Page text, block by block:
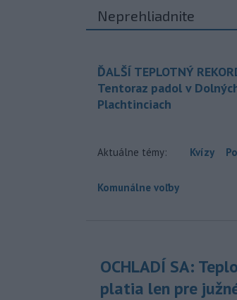
Neprehliadnite
ĎALŠÍ TEPLOTNÝ
Tentoraz padol v
Plachtinciach
Aktuálne témy: Kvízy
Komunálne voľby
OCHLADÍ SA:
platia len pre